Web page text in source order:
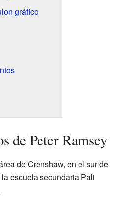
gráfico
de Peter Ramsey
de Crenshaw, en el sur de
escuela secundaria Pali